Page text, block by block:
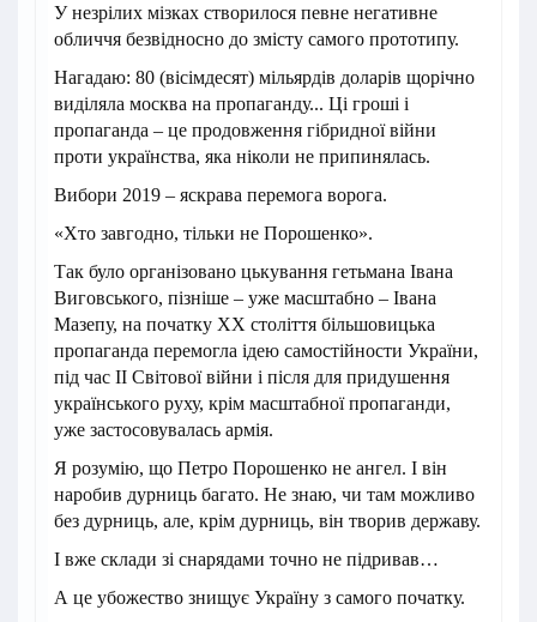
У незрілих мізках створилося певне негативне
обличчя безвідносно до змісту самого прототипу.
Нагадаю: 80 (вісімдесят) мільярдів доларів щорічно
виділяла москва на пропаганду... Ці гроші і
пропаганда – це продовження гібридної війни
проти українства, яка ніколи не припинялась.
Вибори 2019 – яскрава перемога ворога.
«Хто завгодно, тільки не Порошенко».
Так було організовано цькування гетьмана Івана
Виговського, пізніше – уже масштабно – Івана
Мазепу, на початку ХХ століття більшовицька
пропаганда перемогла ідею самостійности України,
під час ІІ Світової війни і після для придушення
українського руху, крім масштабної пропаганди,
уже застосовувалась армія.
Я розумію, що Петро Порошенко не ангел. І він
наробив дурниць багато. Не знаю, чи там можливо
без дурниць, але, крім дурниць, він творив державу.
І вже склади зі снарядами точно не підривав…
А це убожество знищує Україну з самого початку.